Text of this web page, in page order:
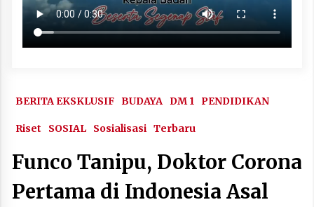
BERITA EKSKLUSIF BUDAYA DM 1 PENDIDIKAN
Riset SOSIAL Sosialisasi Terbaru
Funco Tanipu, Doktor Corona
Pertama di Indonesia Asal